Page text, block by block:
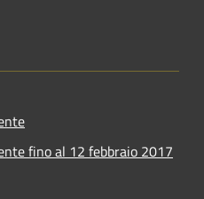
fino al 12 febbraio 2017